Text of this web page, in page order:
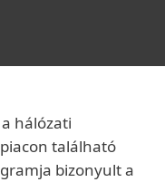
hálózati
található
bizonyult a